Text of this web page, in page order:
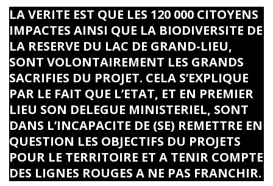
LA VERITE EST QUE LES 120 000 CITOYENS
IMPACTES AINSI QUE LA BIODIVERSITE DE
LA RESERVE DU LAC DE GRAND-LIEU,
SONT VOLONTAIREMENT LES GRANDS
SACRIFIES DU PROJET. CELA S’EXPLIQUE
PAR LE FAIT QUE L’ETAT, ET EN PREMIER
LIEU SON DELEGUE MINISTERIEL, SONT
DANS L’INCAPACITE DE (SE) REMETTRE EN
QUESTION LES OBJECTIFS DU PROJETS
POUR LE TERRITOIRE ET A TENIR COMPTE
DES LIGNES ROUGES A NE PAS FRANCHIR.